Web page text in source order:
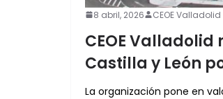
8 abril, 2026 CEOE Valladolid
CEOE Valladolid
Castilla y León
La organización pone en